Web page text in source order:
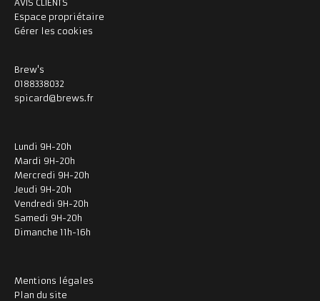
AVIS CLIENTS
Espace propriétaire
Gérer les cookies
Brew's
0188338032
spicard@brews.fr
Lundi 9H-20h
Mardi 9H-20h
Mercredi 9H-20h
Jeudi 9H-20h
Vendredi 9H-20h
Samedi 9H-20h
Dimanche 11h-16h
Mentions légales
Plan du site